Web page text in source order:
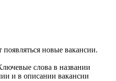
новые вакансии.
слова в названии
и в описании вакансии